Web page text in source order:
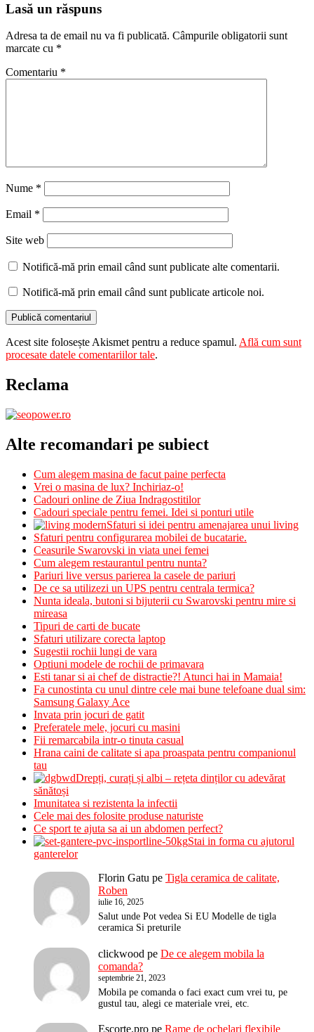
Lasă un răspuns
Adresa ta de email nu va fi publicată. Câmpurile obligatorii sunt
marcate cu *
Comentariu *
Nume *
Email *
Site web
Notifică-mă prin email când sunt publicate alte comentarii.
Notifică-mă prin email când sunt publicate articole noi.
Acest site folosește Akismet pentru a reduce spamul. Află cum sunt
procesate datele comentariilor tale.
Reclama
Alte recomandari pe subiect
Cum alegem masina de facut paine perfecta
Vrei o masina de lux? Inchiriaz-o!
Cadouri online de Ziua Indragostitilor
Cadouri speciale pentru femei. Idei si ponturi utile
Sfaturi si idei pentru amenajarea unui living
Sfaturi pentru configurarea mobilei de bucatarie.
Ceasurile Swarovski in viata unei femei
Cum alegem restaurantul pentru nunta?
Pariuri live versus parierea la casele de pariuri
De ce sa utilizezi un UPS pentru centrala termica?
Nunta ideala, butoni si bijuterii cu Swarovski pentru mire si
mireasa
Tipuri de carti de bucate
Sfaturi utilizare corecta laptop
Sugestii rochii lungi de vara
Optiuni modele de rochii de primavara
Esti tanar si ai chef de distractie?! Atunci hai in Mamaia!
Fa cunostinta cu unul dintre cele mai bune telefoane dual sim:
Samsung Galaxy Ace
Invata prin jocuri de gatit
Preferatele mele, jocuri cu masini
Fii remarcabila intr-o tinuta casual
Hrana caini de calitate si apa proaspata pentru companionul
tau
Drepți, curați și albi – rețeta dinților cu adevărat
sănătoși
Imunitatea si rezistenta la infectii
Cele mai des folosite produse naturiste
Ce sport te ajuta sa ai un abdomen perfect?
Stai in forma cu ajutorul
ganterelor
Florin Gatu pe Tigla ceramica de calitate,
Roben
iulie 16, 2025
Salut unde Pot vedea Si EU Modelle de tigla
ceramica Si preturile
clickwood pe De ce alegem mobila la
comanda?
septembrie 21, 2023
Mobila pe comanda o faci exact cum vrei tu, pe
gustul tau, alegi ce materiale vrei, etc.
Escorte.pro pe Rame de ochelari flexibile